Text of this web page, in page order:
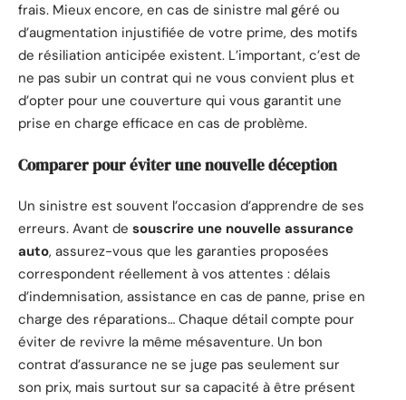
frais. Mieux encore, en cas de sinistre mal géré ou
d’augmentation injustifiée de votre prime, des motifs
de résiliation anticipée existent. L’important, c’est de
ne pas subir un contrat qui ne vous convient plus et
d’opter pour une couverture qui vous garantit une
prise en charge efficace en cas de problème.
Comparer pour éviter une nouvelle déception
Un sinistre est souvent l’occasion d’apprendre de ses
erreurs. Avant de souscrire une nouvelle assurance
auto, assurez-vous que les garanties proposées
correspondent réellement à vos attentes : délais
d’indemnisation, assistance en cas de panne, prise en
charge des réparations… Chaque détail compte pour
éviter de revivre la même mésaventure. Un bon
contrat d’assurance ne se juge pas seulement sur
son prix, mais surtout sur sa capacité à être présent